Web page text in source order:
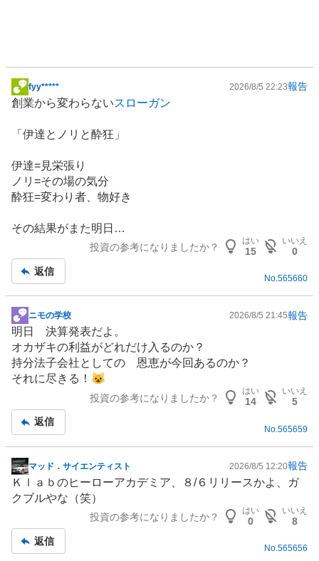
掲
示
fyy***** 2026/8/5 22:23報告
創業から変わらないスローガン
「伊達とノリと酔狂」
伊達=見栄張り
ノリ=その場の気分
酔狂=変わり者、物好き
その結果がまた明日…
投資の参考になりましたか？
はい
15
いいえ
0
返信
No.565660
掲
示
板
記
事
ニモの学校 2026/8/5 21:45報告
明日 決算発表だよ。
オカザキの利益がどれだけ入るのか？
持分法子会社としての 恩恵が今回あるのか？
それに尽きる！😺
投資の参考になりましたか？
はい
14
いいえ
5
返信
No. 565659
掲
示
板
マッド．サイエンティスト 2026/8/5 12:20報告
Ｋｌａｂのヒーローアカデミア、８/６リリースかよ、ガ
クブルやな（笑）
投資の参考になりましたか？
はい
0
いいえ
8
返信
No.565656